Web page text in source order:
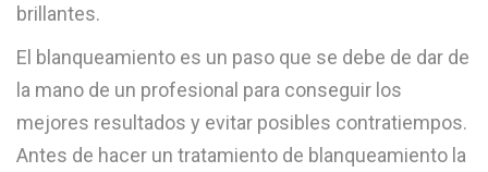
brillantes.
El blanqueamiento es un paso que se debe de dar de
la mano de un profesional para conseguir los
mejores resultados y evitar posibles contratiempos.
Antes de hacer un tratamiento de blanqueamiento la